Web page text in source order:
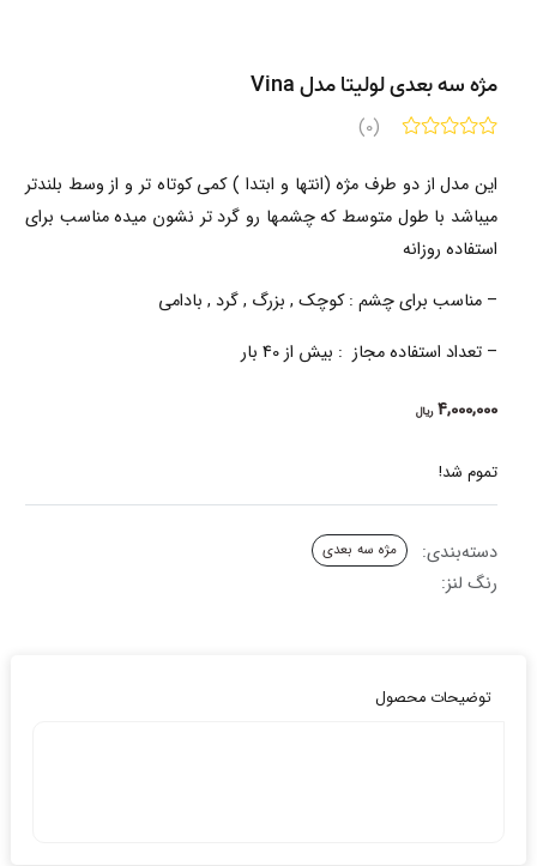
مژه سه بعدی لولیتا مدل Vina
(0)
این مدل از دو طرف مژه (انتها و ابتدا ) کمی کوتاه تر و از وسط بلندتر
میباشد با طول متوسط که چشمها رو گرد تر نشون میده مناسب برای
استفاده روزانه
– مناسب برای چشم :کوچک , بزرگ , گرد , بادامی
– تعداد استفاده مجاز : بیش از 40 بار
4,000,000 ریال
تموم شد!
دسته‌بندی: مژه سه بعدی
رنگ لنز:
توضیحات محصول